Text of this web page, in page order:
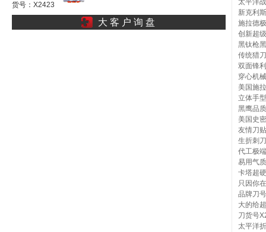
衂真爱如后入大折刺身l
货号：X2423
大 客 户 询 盘
太平洋
新克利
施拉德
创新超
黑钛枪
传统猎
双面锋
穿心机
美国施
立体手
黑鹰品
美国史
友情刀
生折刺
代工极
易用气
卡塔超
只因你
品牌刀
大的给
刀货号
太平洋